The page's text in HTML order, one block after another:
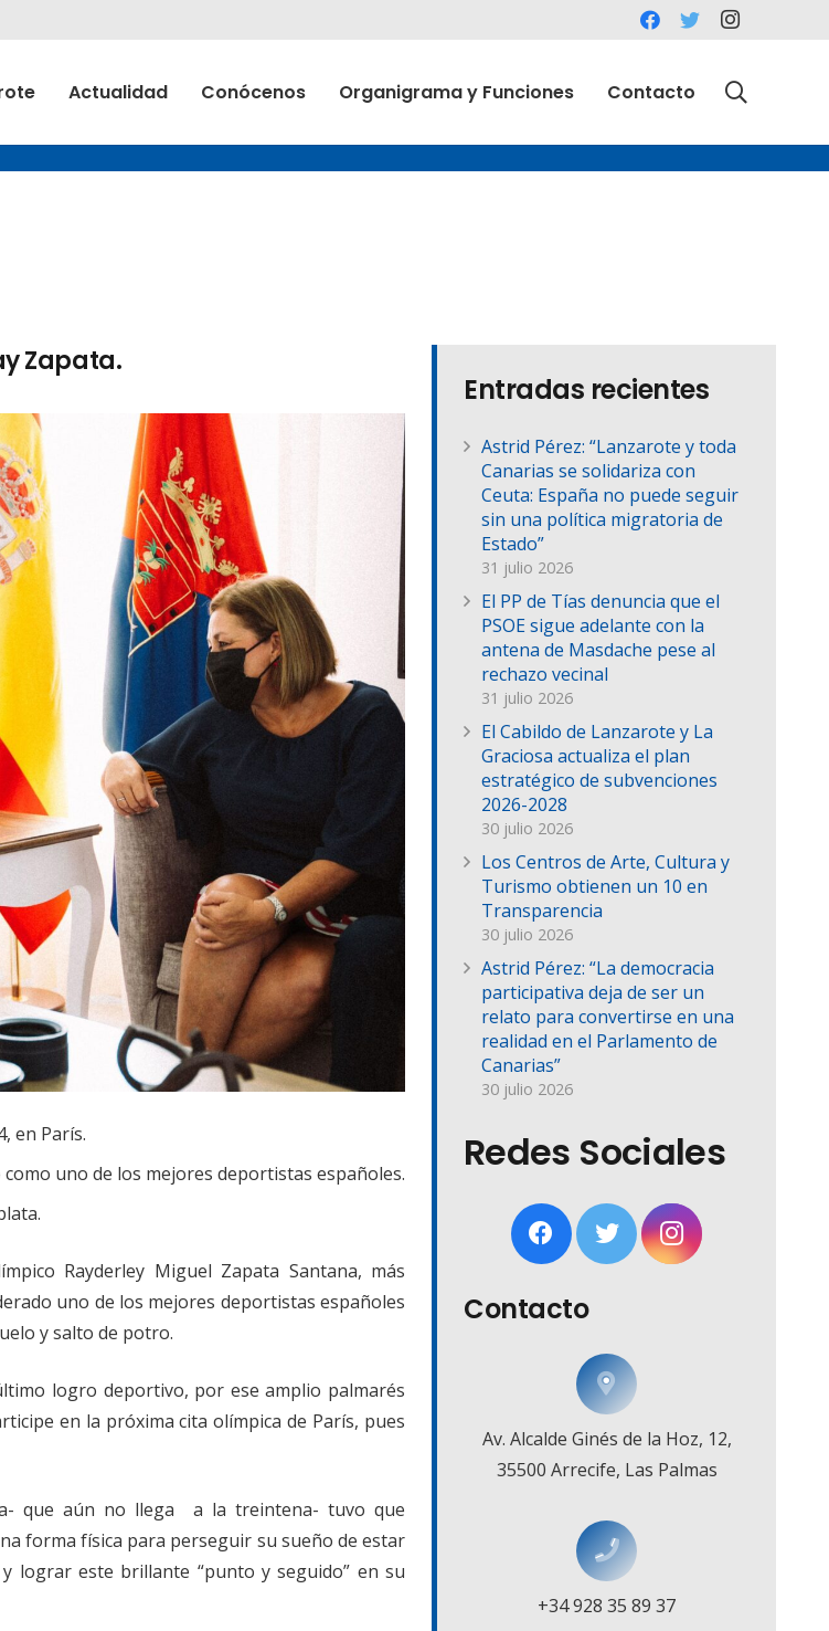
Actualidad Conócenos Organigrama y Funciones Contacto
Zapata.
en París.
uno de los mejores deportistas españoles.
Rayderley Miguel Zapata Santana, más
uno de los mejores deportistas españoles
y salto de potro.
logro deportivo, por ese amplio palmarés
en la próxima cita olímpica de París, pues
que aún no llega a la treintena- tuvo que
forma física para perseguir su sueño de estar
lograr este brillante “punto y seguido” en su
Entradas recientes
Astrid Pérez: “Lanzarote y toda
Canarias se solidariza con
Ceuta: España no puede seguir
sin una política migratoria de
Estado”
31 julio 2026
El PP de Tías denuncia que el
PSOE sigue adelante con la
antena de Masdache pese al
rechazo vecinal
31 julio 2026
El Cabildo de Lanzarote y La
Graciosa actualiza el plan
estratégico de subvenciones
2026-2028
30 julio 2026
Los Centros de Arte, Cultura y
Turismo obtienen un 10 en
Transparencia
30 julio 2026
Astrid Pérez: “La democracia
participativa deja de ser un
relato para convertirse en una
realidad en el Parlamento de
Canarias”
30 julio 2026
Redes Sociales
Contacto
Av. Alcalde Ginés de la Hoz, 12,
35500 Arrecife, Las Palmas
+34 928 35 89 37